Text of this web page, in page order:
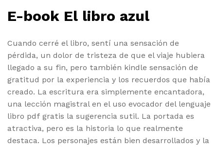
E-book El libro azul
Cuando cerré el libro, sentí una sensación de
pérdida, un dolor de tristeza de que el viaje hubiera
llegado a su fin, pero también kindle sensación de
gratitud por la experiencia y los recuerdos que había
creado. La escritura era simplemente encantadora,
una lección magistral en el uso evocador del lenguaje
libro pdf gratis la sugerencia sutil. La portada es
atractiva, pero es la historia lo que realmente
destaca. Los personajes están bien desarrollados y la